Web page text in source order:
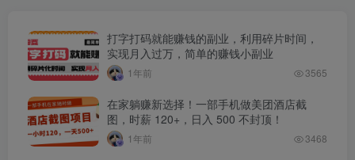
打字打码就能赚钱的副业，利用碎片时间，
实现月入过万，简单的赚钱小副业
1年前 3565
在家躺赚新选择！一部手机做美团酒店截
图，时薪 120+，日入 500 不封顶！
1年前 3468